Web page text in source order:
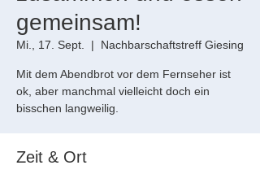
gemeinsam!
Mi., 17. Sept.
  |
Nachbarschaftstreff Giesing
Mit dem Abendbrot vor dem Fernseher ist
ok, aber manchmal vielleicht doch ein
bisschen langweilig.
Zeit & Ort